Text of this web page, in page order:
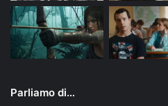
Parliamo di…